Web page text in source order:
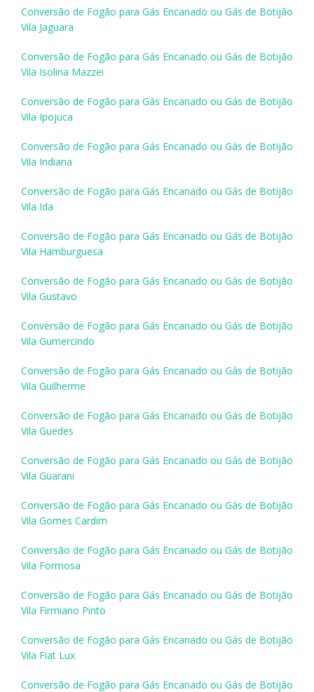
Conversão de Fogão para Gás Encanado ou Gás de Botijão
Vila Jaguara
Conversão de Fogão para Gás Encanado ou Gás de Botijão
Vila Isolina Mazzei
Conversão de Fogão para Gás Encanado ou Gás de Botijão
Vila Ipojuca
Conversão de Fogão para Gás Encanado ou Gás de Botijão
Vila Indiana
Conversão de Fogão para Gás Encanado ou Gás de Botijão
Vila Ida
Conversão de Fogão para Gás Encanado ou Gás de Botijão
Vila Hamburguesa
Conversão de Fogão para Gás Encanado ou Gás de Botijão
Vila Gustavo
Conversão de Fogão para Gás Encanado ou Gás de Botijão
Vila Gumercindo
Conversão de Fogão para Gás Encanado ou Gás de Botijão
Vila Guilherme
Conversão de Fogão para Gás Encanado ou Gás de Botijão
Vila Guedes
Conversão de Fogão para Gás Encanado ou Gás de Botijão
Vila Guarani
Conversão de Fogão para Gás Encanado ou Gás de Botijão
Vila Gomes Cardim
Conversão de Fogão para Gás Encanado ou Gás de Botijão
Vila Formosa
Conversão de Fogão para Gás Encanado ou Gás de Botijão
Vila Firmiano Pinto
Conversão de Fogão para Gás Encanado ou Gás de Botijão
Vila Fiat Lux
Conversão de Fogão para Gás Encanado ou Gás de Botijão